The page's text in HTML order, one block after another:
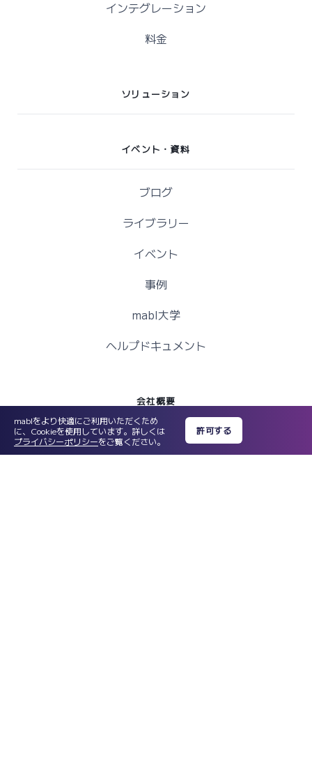
mablをより快適にご利用いただくため
に、Cookieを使用しています。詳しくは
プライバシーポリシーをご覧ください。
許可する
インテグレーション
料金
ソリューション
イベント・資料
ブログ
ライブラリー
イベント
事例
mabl大学
ヘルプドキュメント
会社概要
チーム